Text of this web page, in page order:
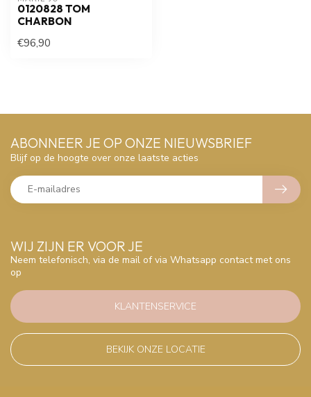
0120828 TOM
CHARBON
€96,90
WIJ ZIJN ER VOOR JE
Neem telefonisch, via de mail of via Whatsapp contact met ons
op
KLANTENSERVICE
BEKIJK ONZE LOCATIE
ABONNEER JE OP ONZE NIEUWSBRIEF
Blijf op de hoogte over onze laatste acties